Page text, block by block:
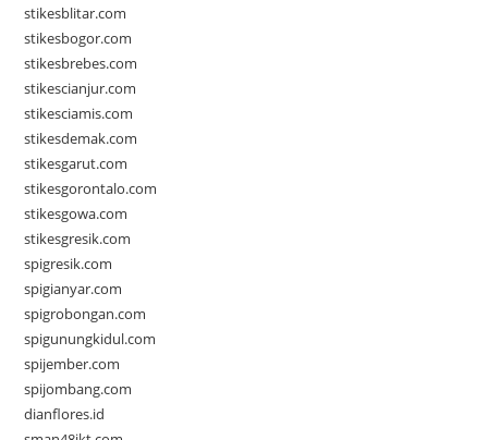
stikesblitar.com
stikesbogor.com
stikesbrebes.com
stikescianjur.com
stikesciamis.com
stikesdemak.com
stikesgarut.com
stikesgorontalo.com
stikesgowa.com
stikesgresik.com
spigresik.com
spigianyar.com
spigrobongan.com
spigunungkidul.com
spijember.com
spijombang.com
dianflores.id